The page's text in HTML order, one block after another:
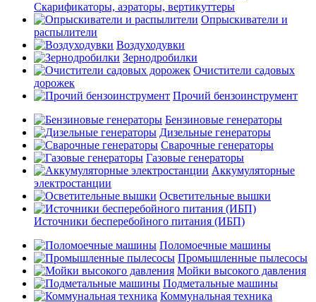
Скарификаторы, аэраторы, вертикуттеры
Опрыскиватели и
распылители
Воздуходувки
Зернодробилки
Очистители садовых
дорожек
Прочий бензоинструмент
Бензиновые генераторы
Дизельные генераторы
Сварочные генераторы
Газовые генераторы
Аккумуляторные
электростанции
Осветительные вышки
Источники бесперебойного питания (ИБП)
Поломоечные машины
Промышленные пылесосы
Мойки высокого давления
Подметальные машины
Коммунальная техника